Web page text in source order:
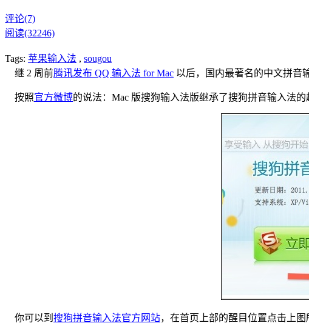
评论(7)
阅读(32246)
Tags: 苹果输入法 , sougou
继 2 周前腾讯发布 QQ 输入法 for Mac 以后，国内最著名的中文拼音
按照官方微博的说法：Mac 版搜狗输入法版继承了搜狗拼音输入法
你可以到 搜狗拼音输入法官方网站，在首页上部的醒目位置点击上图